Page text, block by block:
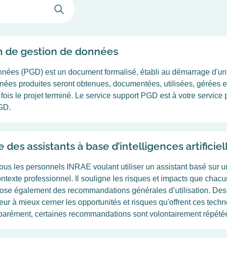
de gestion de données
(PGD) est un document formalisé, établi au démarrage
produites seront obtenues, documentées, utilisées, gérées
le projet terminé. Le service support PGD est à votre service
des assistants à base d’intelligences
les personnels INRAE voulant utiliser un assistant basé sur
professionnel. Il souligne les risques et impacts que
également des recommandations générales d’utilisation.
à mieux cerner les opportunités et risques qu'offrent ces
certaines recommandations sont volontairement